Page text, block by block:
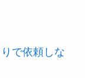
で依頼しな